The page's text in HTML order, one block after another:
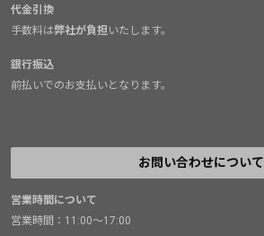
代金引換
手数料は弊社が負担いたします。
銀行振込
前払いでのお支払いとなります。
お問い合わせについて
営業時間について
営業時間：11:00～17:00